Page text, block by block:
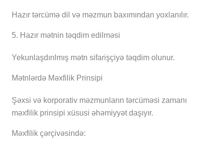
Hazır tərcümə dil və məzmun baxımından yoxlanılır.
5. Hazır mətnin təqdim edilməsi
Yekunlaşdırılmış mətn sifarişçiyə təqdim olunur.
Mətnlərdə Məxfilik Prinsipi
Şəxsi və korporativ məzmunların tərcüməsi zamanı
məxfilik prinsipi xüsusi əhəmiyyət daşıyır.
Məxfilik çərçivəsində: